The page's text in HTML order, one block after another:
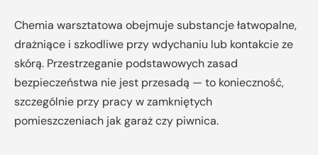
Chemia warsztatowa obejmuje substancje łatwopalne,
drażniące i szkodliwe przy wdychaniu lub kontakcie ze
skórą. Przestrzeganie podstawowych zasad
bezpieczeństwa nie jest przesadą — to konieczność,
szczególnie przy pracy w zamkniętych
pomieszczeniach jak garaż czy piwnica.